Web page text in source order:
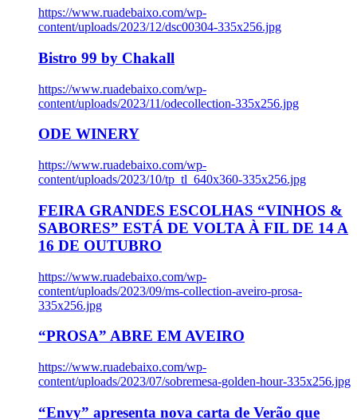
https://www.ruadebaixo.com/wp-
content/uploads/2023/12/dsc00304-335x256.jpg
Bistro 99 by Chakall
https://www.ruadebaixo.com/wp-
content/uploads/2023/11/odecollection-335x256.jpg
ODE WINERY
https://www.ruadebaixo.com/wp-
content/uploads/2023/10/tp_tl_640x360-335x256.jpg
FEIRA GRANDES ESCOLHAS “VINHOS &
SABORES” ESTÁ DE VOLTA À FIL DE 14 A
16 DE OUTUBRO
https://www.ruadebaixo.com/wp-
content/uploads/2023/09/ms-collection-aveiro-prosa-
335x256.jpg
“PROSA” ABRE EM AVEIRO
https://www.ruadebaixo.com/wp-
content/uploads/2023/07/sobremesa-golden-hour-335x256.jpg
“Envy” apresenta nova carta de Verão que